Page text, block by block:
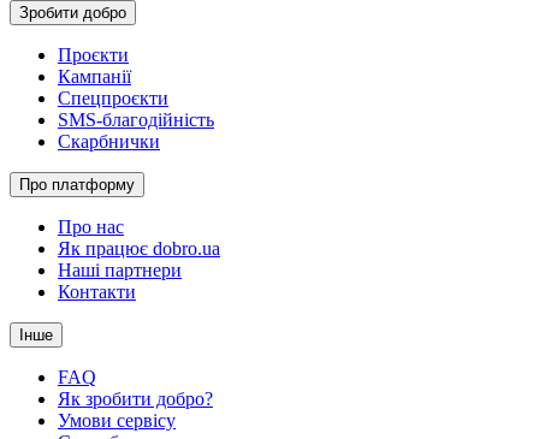
Зробити добро
Проєкти
Кампанії
Спецпроєкти
SMS-благодійність
Скарбнички
Про платформу
Про нас
Як працює dobro.ua
Наші партнери
Контакти
Інше
FAQ
Як зробити добро?
Умови сервісу